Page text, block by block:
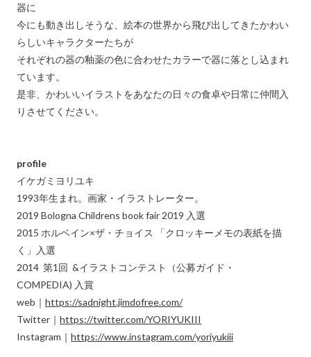
器に
今にも動き出しそうな、絵本の世界から飛び出してきたかわい
らしいキャラクターたちが
それぞれの器の釉薬の色に合わせたカラーで器に落とし込まれ
ています。
是非、かわいいイラストをあなたの日々の食卓や日常に仲間入
りさせてください。
profile
イケガミヨリユキ
1993年生まれ。画家・イラストレーター。
2019 Bologna Childrens book fair 2019 入選
2015 ホルベイン×ザ・チョイス 「クロッキーメモの表紙を描
く」入選
2014 第1回 &イラストコンテスト（公募ガイド・
COMPEDIA) 入賞
web｜ https://sadnight.jimdofree.com/
Twitter｜ https://twitter.com/YORIYUKIII
Instagram｜ https://www.instagram.com/yoriyukiii